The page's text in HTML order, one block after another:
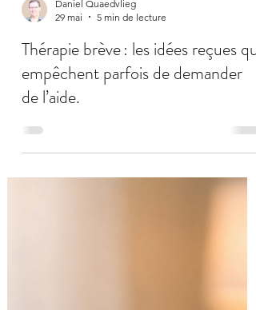
Daniel Quaedvlieg
29 mai
5 min de lecture
Thérapie brève : les idées reçues qui
de l’aide.